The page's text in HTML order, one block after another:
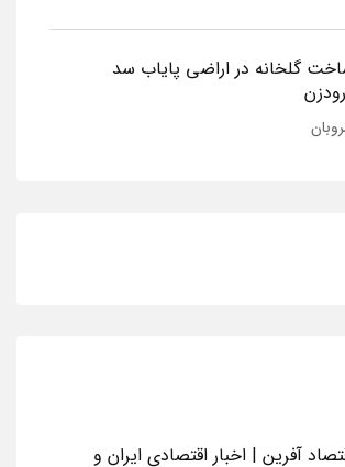
گلخانه در اراضی پایاب سد
آفرین | اخبار اقتصادی ایران و